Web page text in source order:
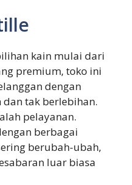
kain mulai dari
premium, toko ini
dengan
tak berlebihan.
pelayanan.
berbagai
berubah-ubah,
luar biasa